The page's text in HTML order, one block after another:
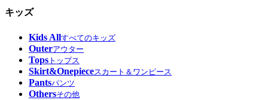
キッズ
Kids Allすべてのキッズ
Outerアウター
Tops トップス
Skirt&Onepieceスカート＆ワンピース
Pantsパンツ
Othersその他